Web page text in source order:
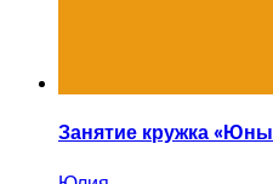
Занятие кружка